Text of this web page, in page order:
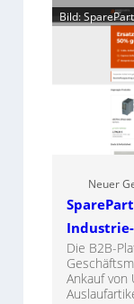
Bild:
Neuer
Die B2B-
Ankauf von